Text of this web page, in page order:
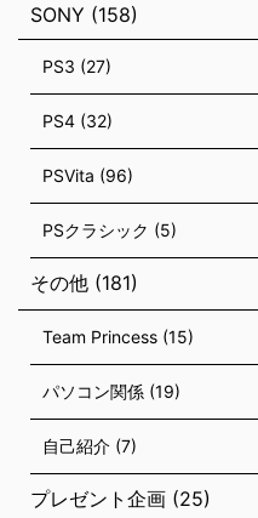
SONY (158)
PS3 (27)
PS4 (32)
PSVita (96)
PSクラシック (5)
その他 (181)
Team Princess (15)
パソコン関係 (19)
自己紹介 (7)
プレゼント企画 (25)